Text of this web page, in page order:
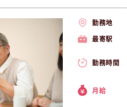
勤務地
最寄駅
勤務時間
月給